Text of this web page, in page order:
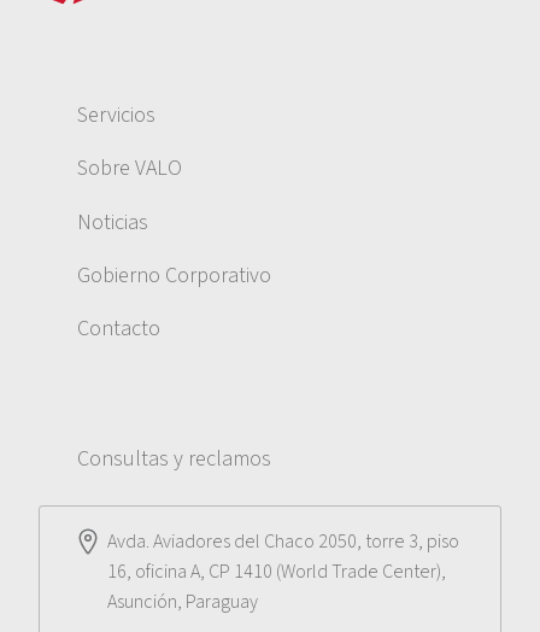
Servicios
Sobre VALO
Noticias
Gobierno Corporativo
Contacto
Consultas y reclamos
Avda. Aviadores del Chaco 2050, torre 3, piso
16, oficina A, CP 1410 (World Trade Center),
Asunción, Paraguay